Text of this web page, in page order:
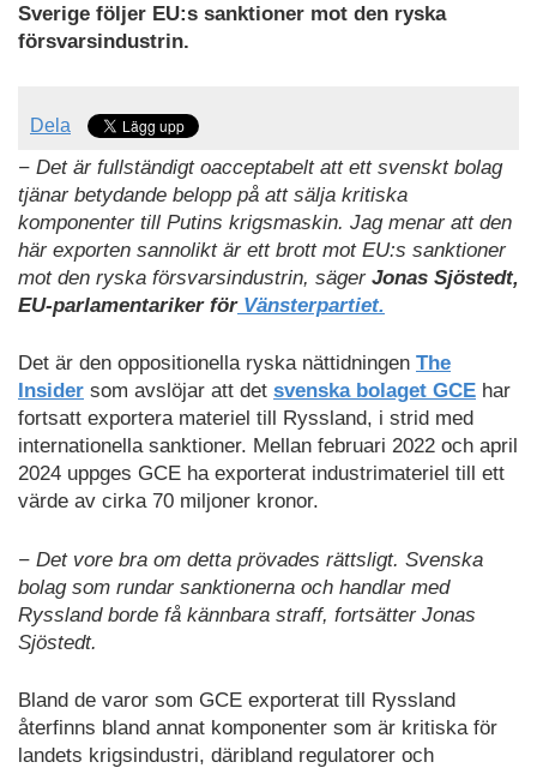
Sverige följer EU:s sanktioner mot den ryska
försvarsindustrin.
Dela
− Det är fullständigt oacceptabelt att ett svenskt bolag
tjänar betydande belopp på att sälja kritiska
komponenter till Putins krigsmaskin. Jag menar att den
här exporten sannolikt är ett brott mot EU:s sanktioner
mot den ryska försvarsindustrin, säger Jonas Sjöstedt,
EU-parlamentariker förVänsterpartiet.
Det är den oppositionella ryska nättidningen The
Insider som avslöjar att det svenska bolaget GCE har
fortsatt exportera materiel till Ryssland, i strid med
internationella sanktioner. Mellan februari 2022 och april
2024 uppges GCE ha exporterat industrimateriel till ett
värde av cirka 70 miljoner kronor.
− Det vore bra om detta prövades rättsligt. Svenska
bolag som rundar sanktionerna och handlar med
Ryssland borde få kännbara straff, fortsätter Jonas
Sjöstedt.
Bland de varor som GCE exporterat till Ryssland
återfinns bland annat komponenter som är kritiska för
landets krigsindustri, däribland regulatorer och